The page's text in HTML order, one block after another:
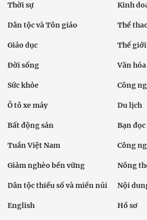
Thời sự Kinh
Dân tộc và Tôn giáo Thể
Giáo dục Thế giới
Đời sống Văn
Sức khỏe Công
Ô tô xe máy Du lịch
Bất động sản Bạn đọc
Tuần Việt Nam Công
Giảm nghèo bền vững Nông
Dân tộc thiểu số và miền núi Nội
English Hồ sơ